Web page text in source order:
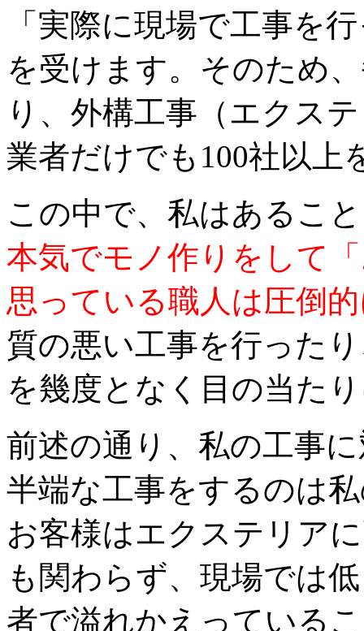
「実際に現場で工事を
を受けます。そのため
り、外構工事（エクス
業者だけでも100社以上
この中で、私はあるこ
本気でモノ作りをして
思っている職人は圧倒
質の悪い工事を行った
を幾度となく目の当た
前述の通り、私の工事
半端な工事をするのは
お客様はエクステリア
も関わらず、現場では
者で溢れかえっている